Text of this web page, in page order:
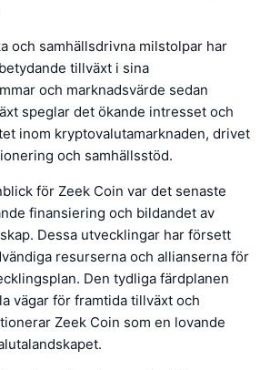
och samhällsdrivna milstolpar har
tillväxt i sina
och marknadsvärde sedan
speglar det ökande intresset och
inom kryptovalutamarknaden, drivet
och samhällsstöd.
för Zeek Coin var det senaste
finansiering och bildandet av
Dessa utvecklingar har försett
resurserna och allianserna för
Den tydliga färdplanen
vägar för framtida tillväxt och
Zeek Coin som en lovande